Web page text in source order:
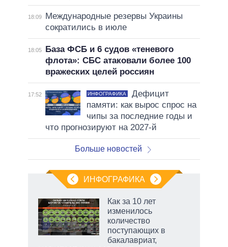
18:09
Международные резервы Украины
сократились в июле
18:05
База ФСБ и 6 судов «теневого
флота»: СБС атаковали более 100
вражеских целей россиян
17:52 ИНФОГРАФИКА
Дефицит
памяти: как вырос спрос на
чипы за последние годы и
что прогнозируют на 2027-й
Больше новостей
ИНФОГРАФИКА
Как за 10 лет
изменилось
количество
поступающих в
бакалавриат,